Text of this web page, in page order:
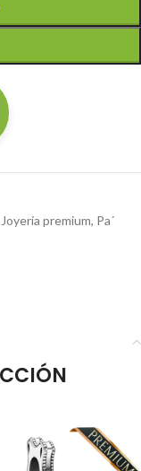
Joyería premium, Pa´